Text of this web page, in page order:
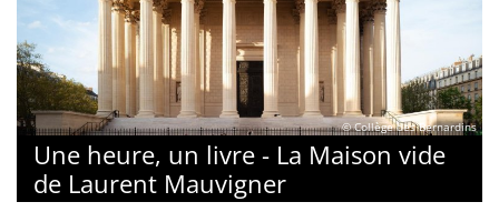
© Collège des Bernardins
Une heure, un livre - La Maison vide
de Laurent Mauvigner